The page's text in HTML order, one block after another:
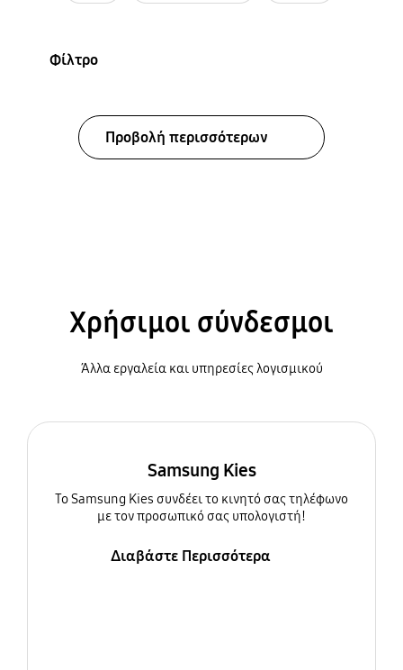
Φίλτρο
Προβολή περισσότερων
Χρήσιμοι σύνδεσμοι
Άλλα εργαλεία και υπηρεσίες λογισμικού
Samsung Kies
To Samsung Kies συνδέει το κινητό σας τηλέφωνο
με τον προσωπικό σας υπολογιστή!
Διαβάστε Περισσότερα